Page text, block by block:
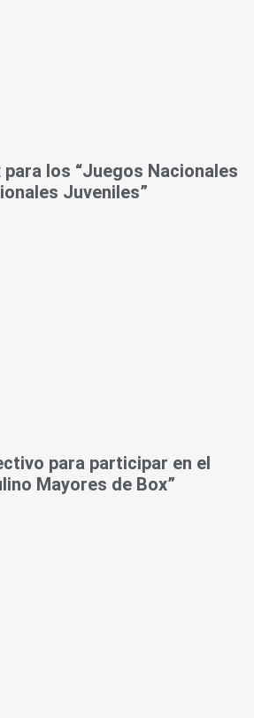
los “Juegos Nacionales
Juveniles”
para participar en el
Mayores de Box”